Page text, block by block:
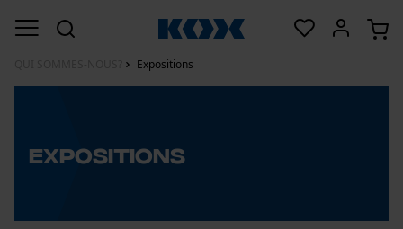
Expositions
Expositions